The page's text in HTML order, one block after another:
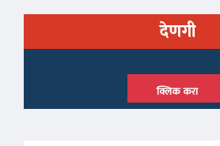
देणगी
क्लिक करा